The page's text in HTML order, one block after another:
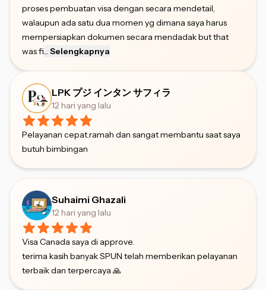
proses pembuatan visa dengan secara mendetail,
walaupun ada satu dua momen yg dimana saya harus
mempersiapkan dokumen secara mendadak but that
was fi... Selengkapnya
LPK プジ インタン サフィラ
12 hari yang lalu
Pelayanan cepat.ramah dan sangat membantu saat saya
butuh bimbingan
Suhaimi Ghazali
12 hari yang lalu
Visa Canada saya di approve.
terima kasih banyak SPUN telah memberikan pelayanan
terbaik dan terpercaya 🙏